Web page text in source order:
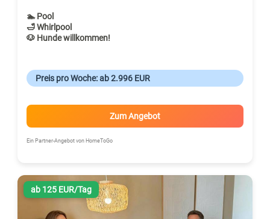
🏊 Pool
🛁 Whirlpool
🐶 Hunde willkommen!
Preis pro Woche: ab 2.996 EUR
Zum Angebot
Ein Partner-Angebot von HomeToGo
ab 125 EUR/Tag